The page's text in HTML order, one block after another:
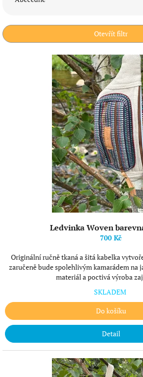
p
r
Otevřít filtr
Ledvinka Woven
700 Kč
Originální ručně tkaná a šitá kabelka
zaručeně bude spolehlivým kamarádem na
materiál a poctivá výroba
SKLADEM
Do košíku
Detail